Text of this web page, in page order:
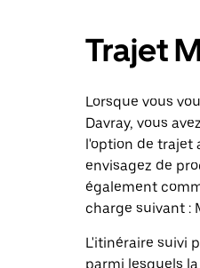
Trajet
Lorsque vous
Davray, vous
l'option de trajet
envisagez de
également
charge suivant :
L'itinéraire suivi
parmi lesquels